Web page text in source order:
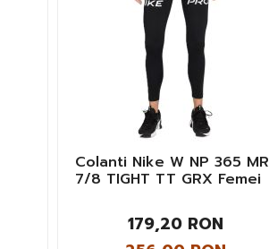
Colanti Nike W NP 365 MR
7/8 TIGHT TT GRX Femei
179,20 RON